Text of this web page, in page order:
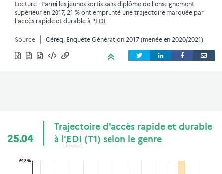
Lecture : Parmi les jeunes sortis sans diplôme de l'enseignement
supérieur en 2017, 21 % ont emprunté une trajectoire marquée par
l'accès rapide et durable à l'EDI.
Source Céreq, Enquête Génération 2017 (menée en 2020/2021)
25.04
Trajectoire d'accès rapide et durable
à l'EDI (T1) selon le genre
69,8 %